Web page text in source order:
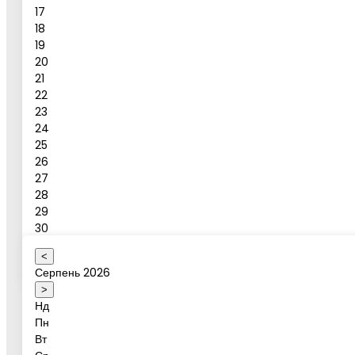
17
18
19
20
21
22
23
24
25
26
27
28
29
30
31
Оберіть коректну дату
Повідомлення
Бронювання активності
Ваше ім'я
<
Серпень 2026
>
Нд
Пн
Вт
Дата активності